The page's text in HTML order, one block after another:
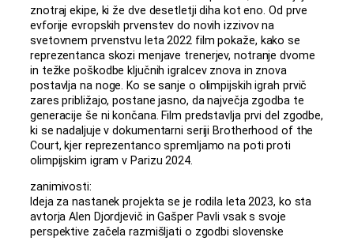
znotraj ekipe, ki že dve desetletji diha kot eno. Od prve
evforije evropskih prvenstev do novih izzivov na
svetovnem prvenstvu leta 2022 film pokaže, kako se
reprezentanca skozi menjave trenerjev, notranje dvome
in težke poškodbe ključnih igralcev znova in znova
postavlja na noge. Ko se sanje o olimpijskih igrah prvič
zares približajo, postane jasno, da največja zgodba te
generacije še ni končana. Film predstavlja prvi del zgodbe,
ki se nadaljuje v dokumentarni seriji Brotherhood of the
Court, kjer reprezentanco spremljamo na poti proti
olimpijskim igram v Parizu 2024.
zanimivosti:
Ideja za nastanek projekta se je rodila leta 2023, ko sta
avtorja Alen Djordjevič in Gašper Pavli vsak s svoje
perspektive začela razmišljati o zgodbi slovenske